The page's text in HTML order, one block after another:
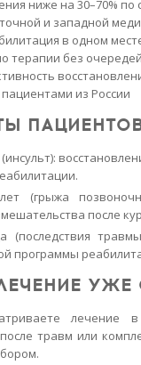
ниже на 30–70%
и западной
в одном
терапии без очередей
из России
(грыжа
после
(последствия
программы
УЖЕ
лечение
травм или